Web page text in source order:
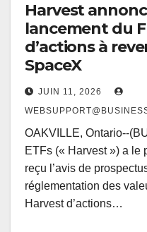
Harvest
lancement du
d’actions à
SpaceX
JUIN 11, 2026
OAKVILLE, Ontario--
ETFs (« Harvest ») a le
reçu l’avis de
réglementation des
Harvest d’actions…